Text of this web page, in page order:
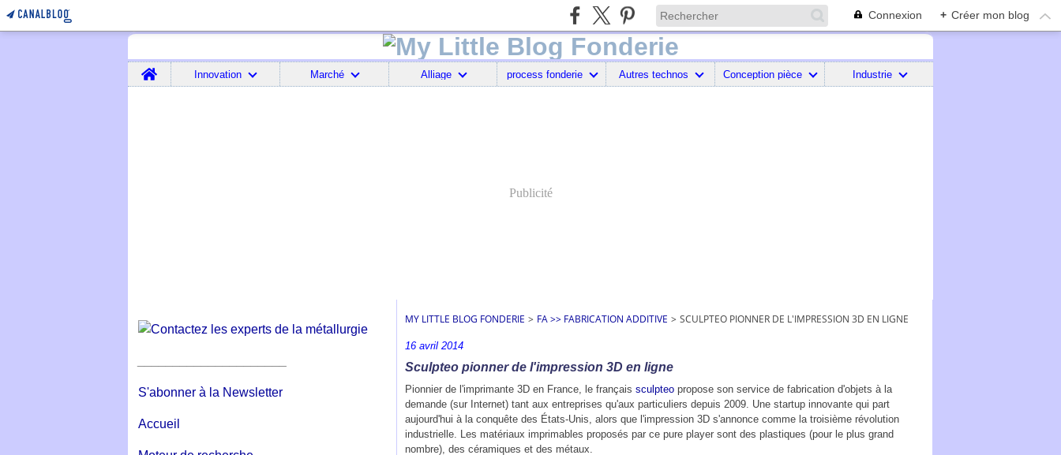
Connexion + Créer mon blog
Home
Innovation Marché Alliage process fonderie Autres technos Conception pièce Industrie
Publicité
S'abonner à la Newsletter
Accueil
MY LITTLE BLOG FONDERIE > FA >> FABRICATION ADDITIVE > SCULPTEO PIONNER DE L'IMPRESSION 3D EN LIGNE
16 avril 2014
Sculpteo pionner de l'impression 3D en ligne
Pionnier de l'imprimante 3D en France, le français sculpteo propose son service de fabrication d'objets à la
demande (sur Internet) tant aux entreprises qu'aux particuliers depuis 2009. Une startup innovante qui part
aujourd'hui à la conquête des États-Unis, alors que l'impression 3D s'annonce comme la troisième révolution
industrielle. Les matériaux imprimables proposés par ce pure player sont des plastiques (pour le plus grand
nombre), des céramiques et des métaux.